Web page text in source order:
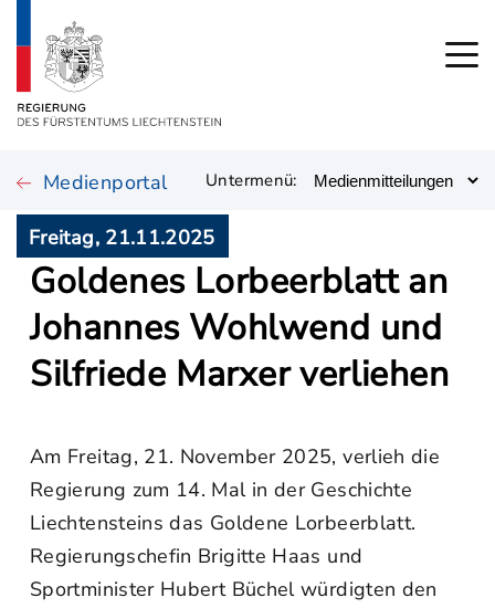
Medienportal Untermenü:
Freitag, 21.11.2025
Goldenes Lorbeerblatt an
Johannes Wohlwend und
Silfriede Marxer verliehen
Am Freitag, 21. November 2025, verlieh die
Regierung zum 14. Mal in der Geschichte
Liechtensteins das Goldene Lorbeerblatt.
Regierungschefin Brigitte Haas und
Sportminister Hubert Büchel würdigten den